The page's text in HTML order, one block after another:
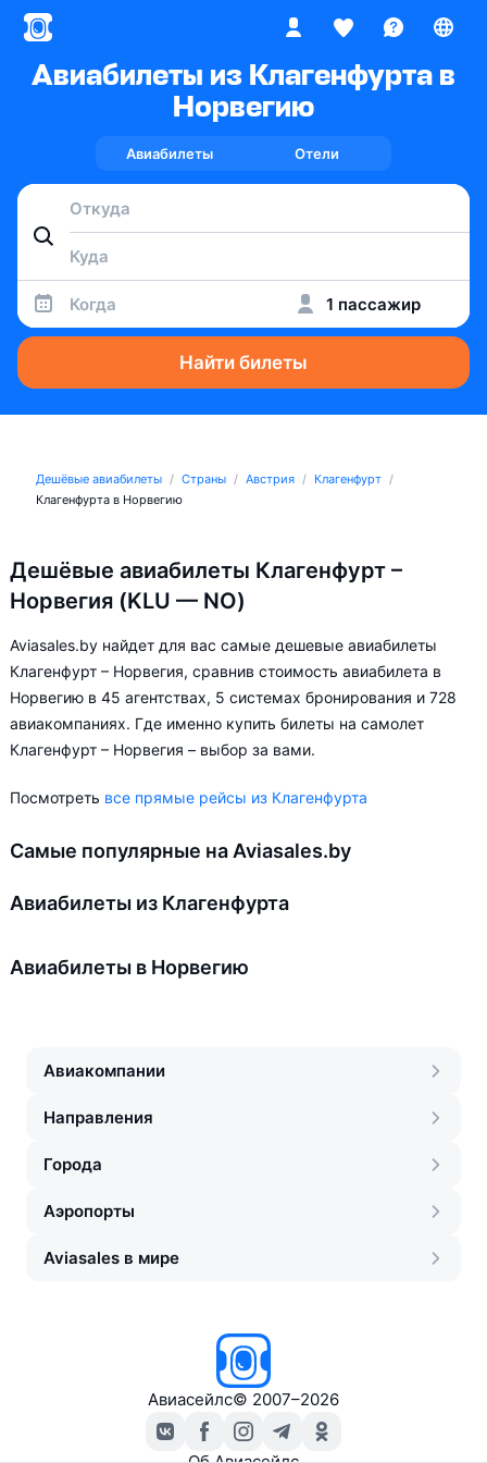
Авиабилеты из Клагенфурта в
Норвегию
Авиабилеты Отели
Когда 1 пассажир
Найти билеты
Дешёвые авиабилеты Страны Австрия
Клагенфурт
Клагенфурта в Норвегию
Дешёвые авиабилеты Клагенфурт –
Норвегия (KLU — NO)
Aviasales.by найдет для вас самые дешевые авиабилеты
Клагенфурт – Норвегия, сравнив стоимость авиабилета в
Норвегию в 45 агентствах, 5 системах бронирования и 728
авиакомпаниях. Где именно купить билеты на самолет
Клагенфурт – Норвегия – выбор за вами.
Посмотреть все прямые рейсы из Клагенфурта
Самые популярные на Aviasales.by
Авиабилеты из Клагенфурта
Авиабилеты в Норвегию
Авиакомпании
Направления
Города
Аэропорты
Aviasales в мире
Авиасейлс© 2007–2026